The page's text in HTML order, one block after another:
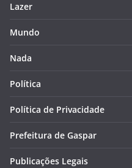
Lazer
Mundo
Nada
Política
Política de Privacidade
Prefeitura de Gaspar
Publicações Legais